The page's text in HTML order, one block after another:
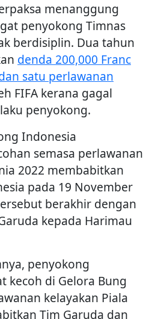
menanggung
penyokong Timnas
berdisiplin. Dua tahun
denda 200,000 Franc
satu perlawanan
FIFA kerana gagal
penyokong.
Indonesia
semasa perlawanan
2022 membabitkan
pada 19 November
berakhir dengan
kepada Harimau
penyokong
kecoh di Gelora Bung
kelayakan Piala
Tim Garuda dan